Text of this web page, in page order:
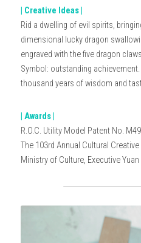
| Creative Ideas |
Rid a dwelling of evil spirits,
dimensional lucky dragon
engraved with the five dragon
Symbol: outstanding
thousand years of wisdom and
| Awards |
R.O.C. Utility Model Patent No.
The 103rd Annual Cultural
Ministry of Culture, Executive Yuan